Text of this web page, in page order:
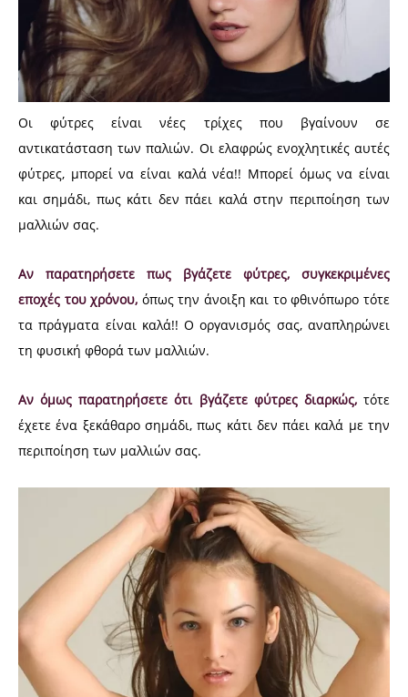
Οι φύτρες είναι νέες τρίχες που βγαίνουν σε
αντικατάσταση των παλιών. Οι ελαφρώς ενοχλητικές αυτές
φύτρες, μπορεί να είναι καλά νέα!! Μπορεί όμως να είναι
και σημάδι, πως κάτι δεν πάει καλά στην περιποίηση των
μαλλιών σας.
Αν παρατηρήσετε πως βγάζετε φύτρες, συγκεκριμένες
εποχές του χρόνου, όπως την άνοιξη και το φθινόπωρο τότε
τα πράγματα είναι καλά!! Ο οργανισμός σας, αναπληρώνει
τη φυσική φθορά των μαλλιών.
Αν όμως παρατηρήσετε ότι βγάζετε φύτρες διαρκώς,τότε
έχετε ένα ξεκάθαρο σημάδι, πως κάτι δεν πάει καλά με την
περιποίηση των μαλλιών σας.